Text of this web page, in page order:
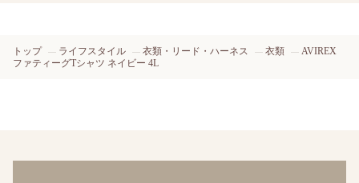
トップ ライフスタイル 衣類・リード・ハーネス 衣類
AVIREX
ファティーグTシャツ ネイビー 4L